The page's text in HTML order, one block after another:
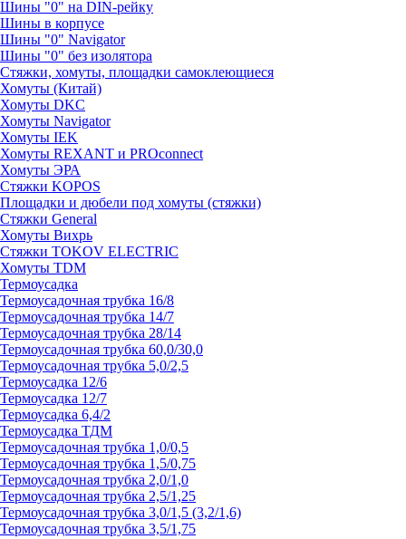
Шины "0" на DIN-рейку
Шины в корпусе
Шины "0" Navigator
Шины "0" без изолятора
Стяжки, хомуты, площадки самоклеющиеся
Хомуты (Китай)
Хомуты DKC
Хомуты Navigator
Хомуты IEK
Хомуты REXANT и PROconnect
Хомуты ЭРА
Стяжки KOPOS
Площадки и дюбели под хомуты (стяжки)
Стяжки General
Хомуты Вихрь
Стяжки TOKOV ELECTRIC
Хомуты TDM
Термоусадка
Термоусадочная трубка 16/8
Термоусадочная трубка 14/7
Термоусадочная трубка 28/14
Термоусадочная трубка 60,0/30,0
Термоусадочная трубка 5,0/2,5
Термоусадка 12/6
Термоусадка 12/7
Термоусадка 6,4/2
Термоусадка ТДМ
Термоусадочная трубка 1,0/0,5
Термоусадочная трубка 1,5/0,75
Термоусадочная трубка 2,0/1,0
Термоусадочная трубка 2,5/1,25
Термоусадочная трубка 3,0/1,5 (3,2/1,6)
Термоусадочная трубка 3,5/1,75